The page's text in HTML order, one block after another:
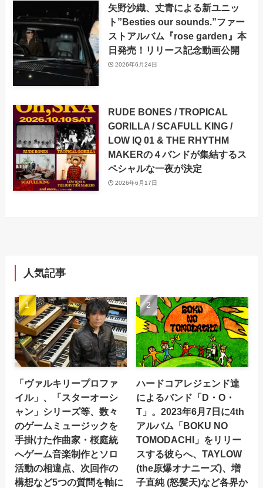
矢野沙織、丈青による新ユニッ
ト”Besties our sounds.”ファー
ストアルバム『rose garden』本
日発売！リリース記念動画公開
2026年6月24日
RUDE BONES / TROPICAL
GORILLA / SCAFULL KING /
LOW IQ 01 & THE RHYTHM
MAKERの４バンドが集結するス
ペシャルな一夜が決定
2026年6月17日
人気記事
「ヴァルキリープロファ
イル」、「スターオーシ
ャン」シリーズ等、数々
のゲームミュージックを
手掛けた作曲家・桜庭統
へゲーム音楽制作とソロ
活動の相違点、次回作の
構想など5つの質問を軸に
ハードコアレジェンド達
によるバンド「D・O・
T」。2023年6月7日に4th
アルバム「BOKU NO
TOMODACHI」をリリー
スする彼らへ、TAYLOW
(the原爆オナニーズ)、増
子直純 (怒髪天)など各界か